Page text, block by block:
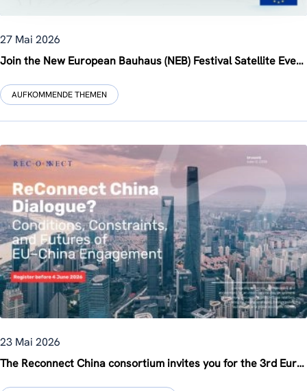
27 Mai 2026
Join the New European Bauhaus (NEB) Festival Satellite Event on 12 June 2026: “Creating a New Contemporary: NEB-led Research and Tools for Management in Cultural Heritage”, co-organised by ZSI within the 3rd INHERIT Multi-Stakeholder Forum
AUFKOMMENDE THEMEN
23 Mai 2026
The Reconnect China consortium invites you for the 3rd Europe-China Knowledge Forum in Brussels on 12 June!